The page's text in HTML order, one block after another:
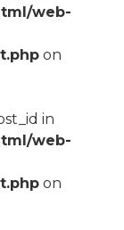
web-
on
in
web-
on